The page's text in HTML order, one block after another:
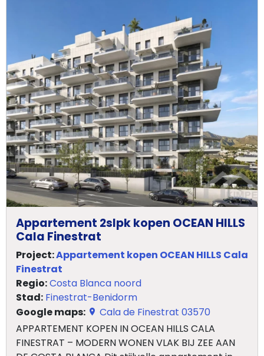
Home
Lopende
projecten
Alle
Appartement 2slpk kopen OCEAN HILLS
Cala Finestrat
Project:Appartement kopen OCEAN HILLS Cala
Finestrat
Regio:Costa Blanca noord
Stad: Finestrat-Benidorm
Google maps:
Cala de Finestrat 03570
APPARTEMENT KOPEN IN OCEAN HILLS CALA
FINESTRAT – MODERN WONEN VLAK BIJ ZEE AAN